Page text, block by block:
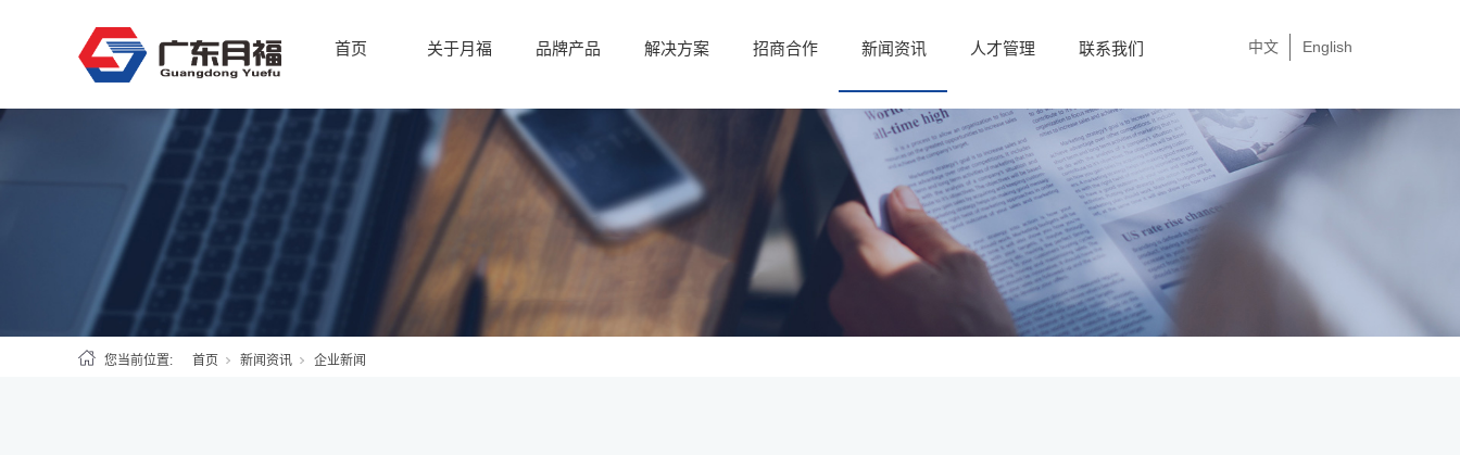
首页 关于月福 品牌产品 解决方案 招商合作 新闻资讯 人才管理 联系我们 English
中文
您当前位置: 首页 新闻资讯 企业新闻